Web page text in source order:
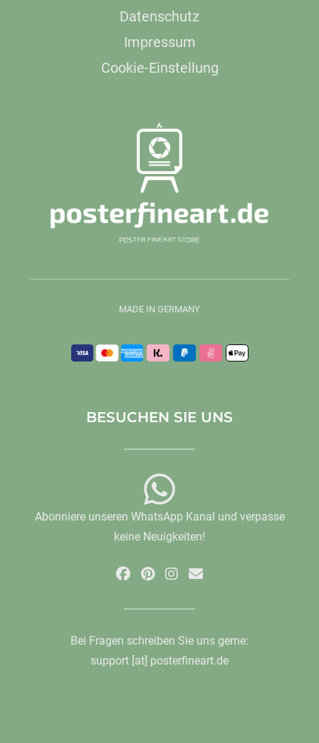
Datenschutz
Impressum
Cookie-Einstellung
MADE IN GERMANY
BESUCHEN SIE UNS
Abonniere unseren WhatsApp Kanal und verpasse
keine Neuigkeiten!
Bei Fragen schreiben Sie uns gerne:
support [at] posterfineart.de